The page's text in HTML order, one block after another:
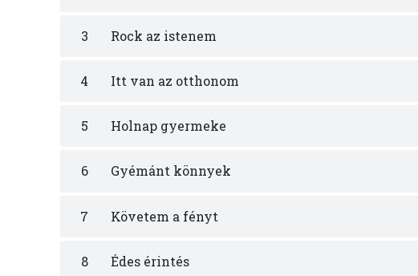
3 Rock az istenem
4 Itt van az otthonom
5 Holnap gyermeke
6 Gyémánt könnyek
7 Követem a fényt
8 Édes érintés